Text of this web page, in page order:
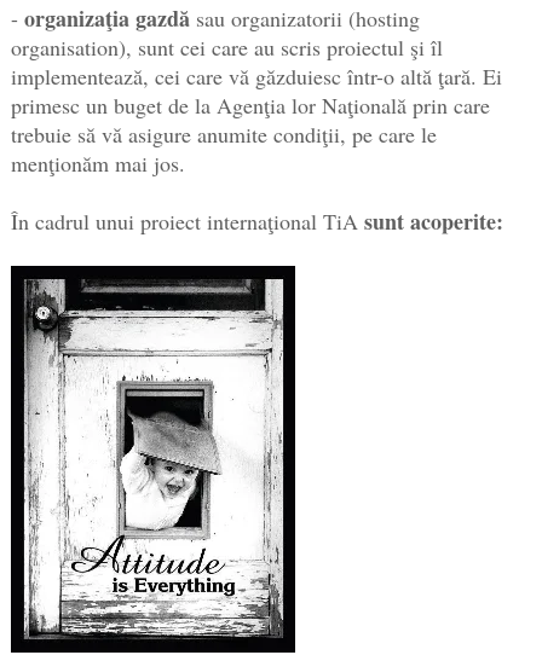
- organizaţia gazdăsau organizatorii (hosting
organisation), sunt cei care au scris proiectul şi îl
implementează, cei care vă găzduiesc într-o altă ţară. Ei
primesc un buget de la Agenţia lor Naţională prin care
trebuie să vă asigure anumite condiţii, pe care le
menţionăm mai jos.
În cadrul unui proiect internaţional TiA sunt acoperite: